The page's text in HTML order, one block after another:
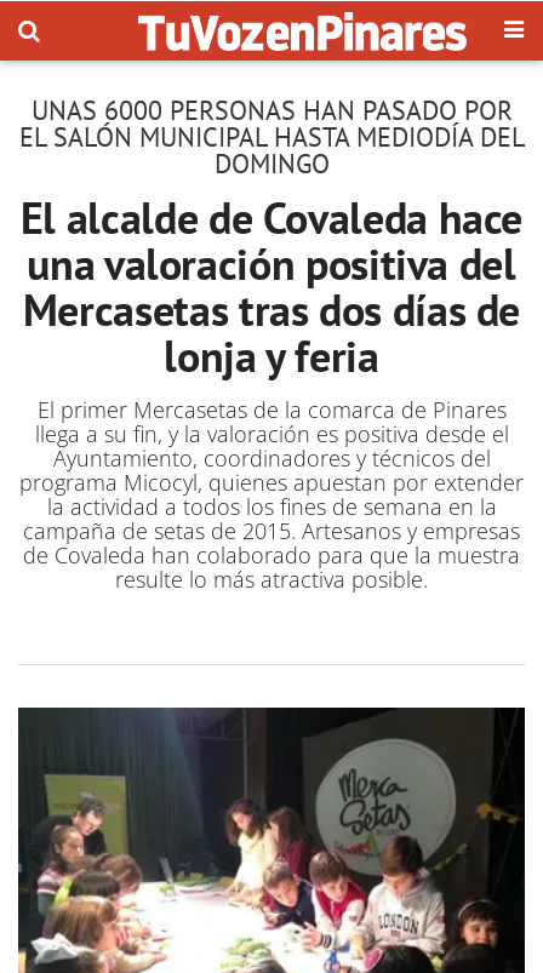
UNAS 6000 PERSONAS HAN PASADO POR
EL SALÓN MUNICIPAL HASTA MEDIODÍA DEL
DOMINGO
El alcalde de Covaleda hace
una valoración positiva del
Mercasetas tras dos días de
lonja y feria
El primer Mercasetas de la comarca de Pinares
llega a su fin, y la valoración es positiva desde el
Ayuntamiento, coordinadores y técnicos del
programa Micocyl, quienes apuestan por extender
la actividad a todos los fines de semana en la
campaña de setas de 2015. Artesanos y empresas
de Covaleda han colaborado para que la muestra
resulte lo más atractiva posible.